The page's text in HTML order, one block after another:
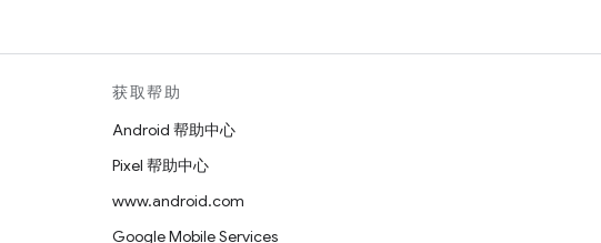
获取帮助
Android 帮助中心
Pixel 帮助中心
www.android.com
Google Mobile Services